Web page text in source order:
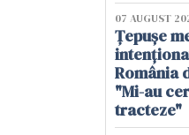
07 AUGUST
Țepușe
România
"Mi-au
tracteze"